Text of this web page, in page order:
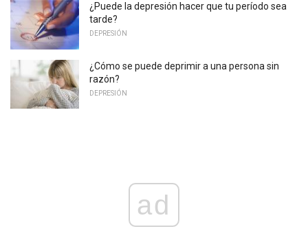
¿Puede la depresión hacer que tu período sea
tarde?
DEPRESIÓN
¿Cómo se puede deprimir a una persona sin
razón?
DEPRESIÓN
ad